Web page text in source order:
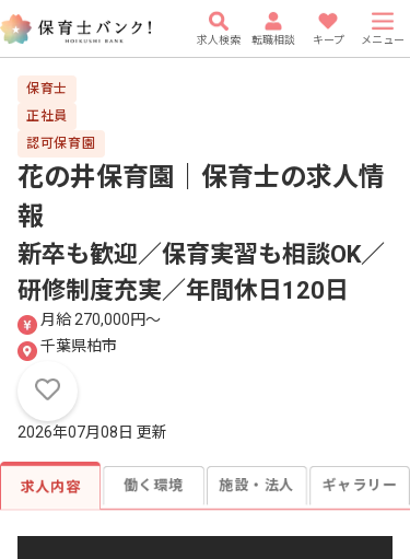
求人検索 転職相談 キープ メニュー
保育士
正社員
認可保育園
花の井保育園｜保育士の求人情
報
新卒も歓迎／保育実習も相談OK／
研修制度充実／年間休日120日
月給 270,000円〜
千葉県柏市
2026年07月08日 更新
求人内容 働く環境 施設・法人 ギャラリー